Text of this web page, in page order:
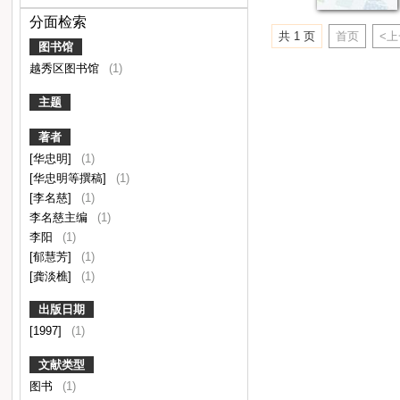
分面检索
图书馆
越秀区图书馆
(1)
主题
著者
[华忠明]
(1)
[华忠明等撰稿]
(1)
[李名慈]
(1)
李名慈主编
(1)
李阳
(1)
[郁慧芳]
(1)
[龚淡樵]
(1)
出版日期
[1997]
(1)
文献类型
图书
(1)
共 1 页 首页 <